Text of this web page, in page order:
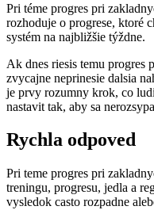
Pri téme progres pri
rozhoduje o progrese, ktoré
systém na najbližšie týždne.
Ak dnes riesis temu progres
zvycajne neprinesie dalsia
je prvy rozumny krok, co
nastavit tak, aby sa
Rychla odpoved
Pri teme progres pri
treningu, progresu, jedla a
vysledok casto rozpadne